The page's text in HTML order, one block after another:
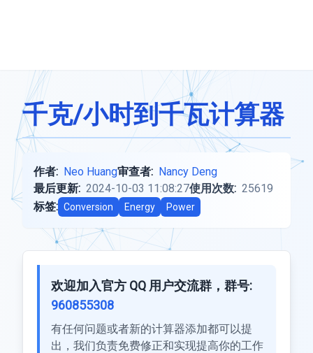
千克/小时到千瓦计算器
作者: Neo Huang审查者: Nancy Deng
最后更新: 2024-10-03 11:08:27使用次数: 25619
标签: Conversion Energy Power
欢迎加入官方 QQ 用户交流群，群号:
960855308
有任何问题或者新的计算器添加都可以提
出，我们负责免费修正和实现提高你的工作